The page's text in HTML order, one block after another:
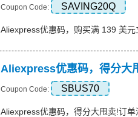
Coupon Code: SAVING20Q
Aliexpress优惠码，购买满 139 美
Aliexpress优惠码，得分大
Coupon Code: SBUS70
Aliexpress优惠码，得分大甩卖!订